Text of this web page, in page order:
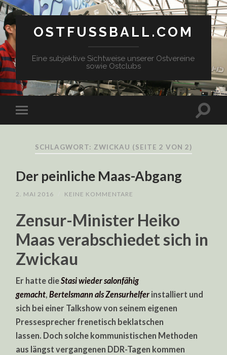
OSTFUSSBALL.COM
Eine subjektive Sichtweise unserer Ostvereine
sowie Ostclubs
SCHLAGWORT: ZWICKAU (SEITE 2 VON 2)
Der peinliche Maas-Abgang
2. MAI 2016 KEINE KOMMENTARE
Zensur-Minister Heiko
Maas verabschiedet sich in
Zwickau
Er hatte dieStasi wieder salonfähig
gemacht,Bertelsmann als Zensurhelfer installiert und
sich bei einer Talkshow von seinem eigenen
Pressesprecher frenetisch beklatschen
lassen. Doch solche kommunistischen Methoden
aus längst vergangenen DDR-Tagen kommen